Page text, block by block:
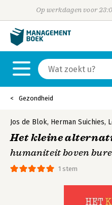
Op werkdagen voor
Gezondheid
1 stem
Jos de Blok, Herman Suichies,
Het kleine
humaniteit boven